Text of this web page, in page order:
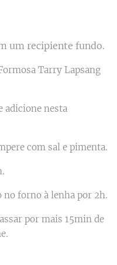
um recipiente fundo.
Tarry Lapsang
adicione nesta
com sal e pimenta.
no forno à lenha por 2h.
por mais 15min de